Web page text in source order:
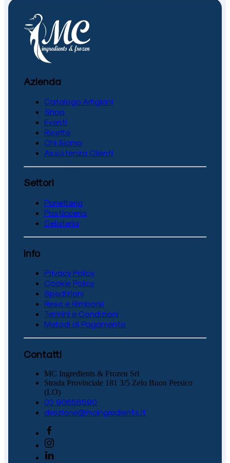
Azienda
Catalogo Artigiani
Shop
Eventi
Ricette
Chi Siamo
Assistenza Clienti
Settori
Panetteria
Pasticceria
Gelateria
Info
Privacy Policy
Cookie Policy
Spedizioni
Reso e Rimborsi
Termini e Condizioni
Metodi di Pagamento
Contatti
MC Ingredients & Frozen Srl
Strada Provinciale 181 3/5 Zelo Buon Persico
(LO)
02 90658590
direzione@mcingredients.it